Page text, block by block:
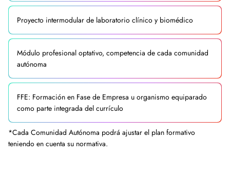
Proyecto intermodular de laboratorio clínico y biomédico
Módulo profesional optativo, competencia de cada comunidad
autónoma
FFE: Formación en Fase de Empresa u organismo equiparado
como parte integrada del currículo
*Cada Comunidad Autónoma podrá ajustar el plan formativo
teniendo en cuenta su normativa.